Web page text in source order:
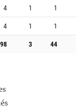
4 1 1
4 1 1
98 3 44